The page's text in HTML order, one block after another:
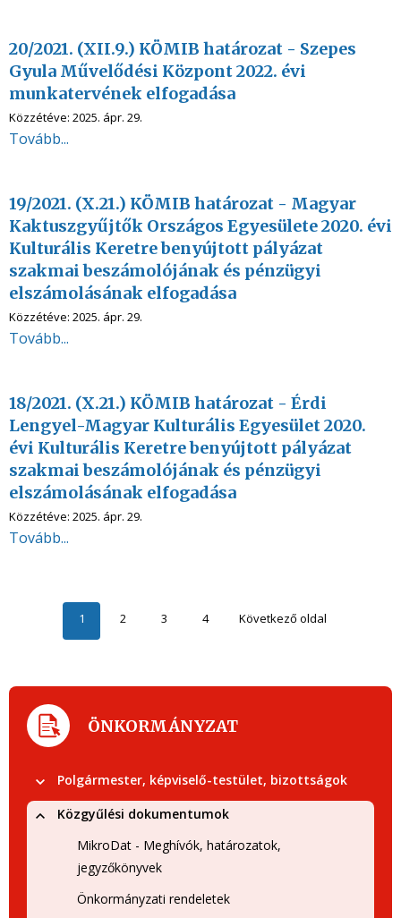
20/2021. (XII.9.) KÖMIB határozat - Szepes
Gyula Művelődési Központ 2022. évi
munkatervének elfogadása
Közzétéve: 2025. ápr. 29.
Tovább...
19/2021. (X.21.) KÖMIB határozat - Magyar
Kaktuszgyűjtők Országos Egyesülete 2020. évi
Kulturális Keretre benyújtott pályázat
szakmai beszámolójának és pénzügyi
elszámolásának elfogadása
Közzétéve: 2025. ápr. 29.
Tovább...
18/2021. (X.21.) KÖMIB határozat - Érdi
Lengyel-Magyar Kulturális Egyesület 2020.
évi Kulturális Keretre benyújtott pályázat
szakmai beszámolójának és pénzügyi
elszámolásának elfogadása
Közzétéve: 2025. ápr. 29.
Tovább...
1 2 3 4 Következő oldal
ÖNKORMÁNYZAT
Polgármester, képviselő-testület, bizottságok
Közgyűlési dokumentumok
MikroDat - Meghívók, határozatok,
jegyzőkönyvek
Önkormányzati rendeletek